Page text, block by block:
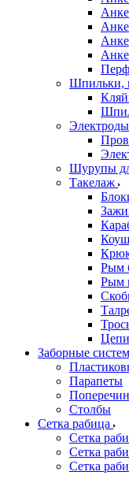
Шпильки,
Шурупы
Такелаж
Рым
Рым
Цепи
Заборные
Парапеты
Столбы
Сетка рабица
Сетка
Сетка
Сетка